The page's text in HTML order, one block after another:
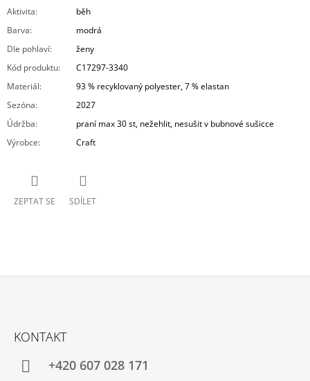
Aktivita:
běh
Barva:
modrá
Dle pohlaví:
ženy
Kód produktu:
C17297-3340
Materiál:
93 % recyklovaný polyester, 7 % elastan
Sezóna:
2027
Údržba:
praní max 30 st, nežehlit, nesušit v bubnové sušicce
Výrobce: Craft
ZEPTAT SE SDÍLET
KONTAKT
+420 607 028 171